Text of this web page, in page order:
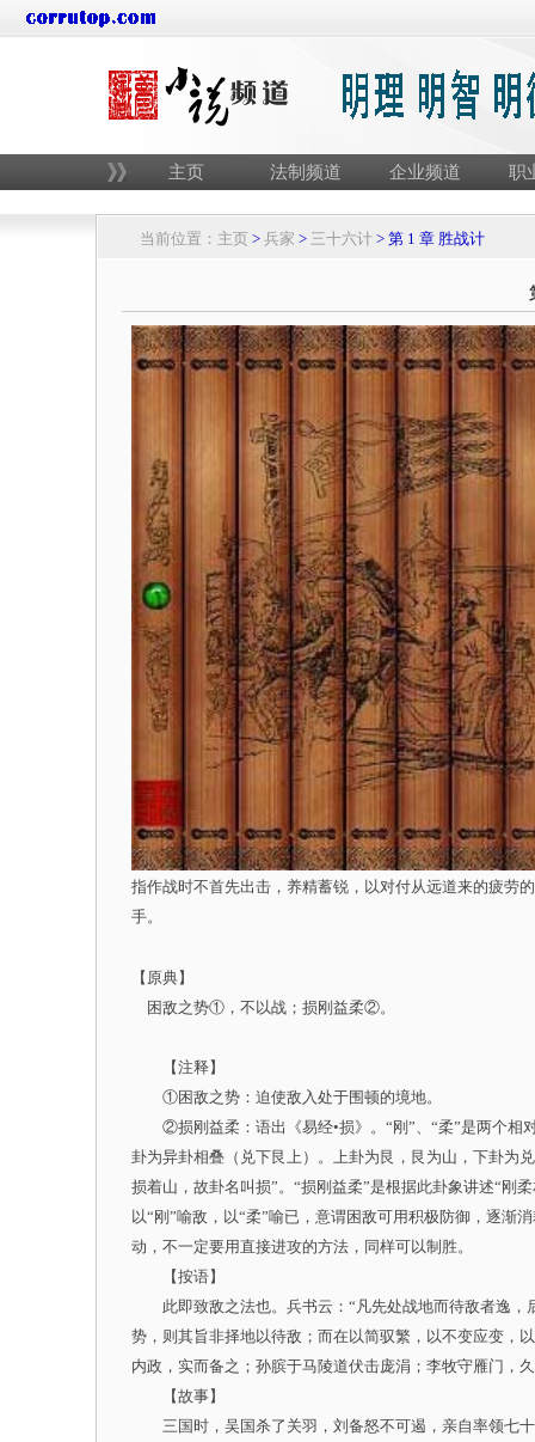
主页 法制频道 企业频道 职
当前位置： 主页 > 兵家 > 三十六计 > 第 1 章 胜战计
指作战时不首先出击，养精蓄锐，以对付从远道来的疲劳
手。
【原典】
困敌之势①，不以战；损刚益柔②。
【注释】
①困敌之势：迫使敌入处于围顿的境地。
②损刚益柔：语出《易经•损》。“刚”、“柔”是两个相
卦为异卦相叠（兑下艮上）。上卦为艮，艮为山，下卦为
损着山，故卦名叫损”。“损刚益柔”是根据此卦象讲述“
以“刚”喻敌，以“柔”喻已，意谓困敌可用积极防御，逐渐
动，不一定要用直接进攻的方法，同样可以制胜。
【按语】
此即致敌之法也。兵书云：“凡先处战地而待敌者逸，
势，则其旨非择地以待敌；而在以简驭繁，以不变应变，
内政，实而备之；孙膑于马陵道伏击庞涓；李牧守雁门，
【故事】
三国时，吴国杀了关羽，刘备怒不可遏，亲自率领七十